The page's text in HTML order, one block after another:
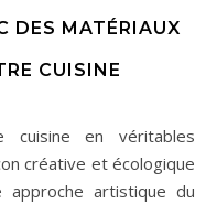
DES MATÉRIAUX
CUISINE
créative et écologique
approche artistique du